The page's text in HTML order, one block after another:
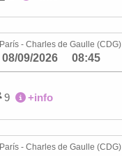
París - Charles de Gaulle (CDG)
08/09/2026 08:45
9 +info
París - Charles de Gaulle (CDG)